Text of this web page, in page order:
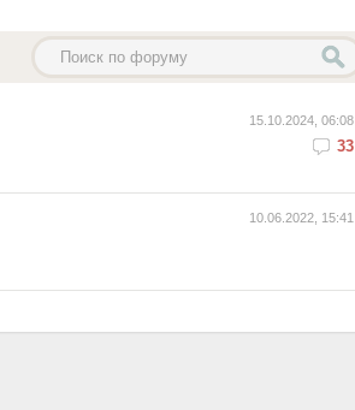
15.10.2024, 06:08
33
10.06.2022, 15:41